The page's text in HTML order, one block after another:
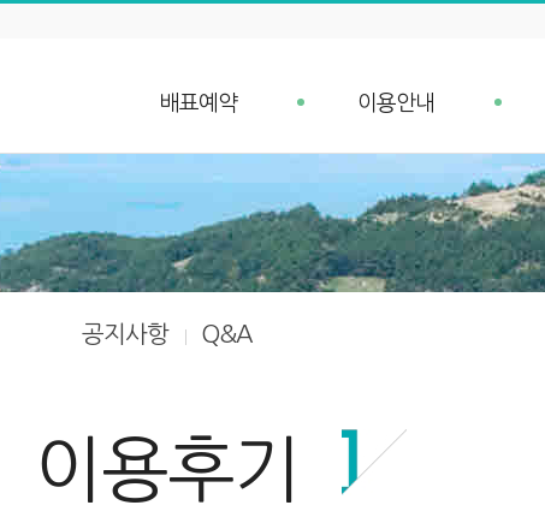
배표예약
배표예약
예약조회
입금확인
차량 예약안내
이용안내
예약안내
예약취소 안내
항구가는길
선박안내
공지사항 Q&A
이용후기